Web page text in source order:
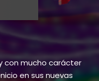
con mucho carácter
en sus nuevas